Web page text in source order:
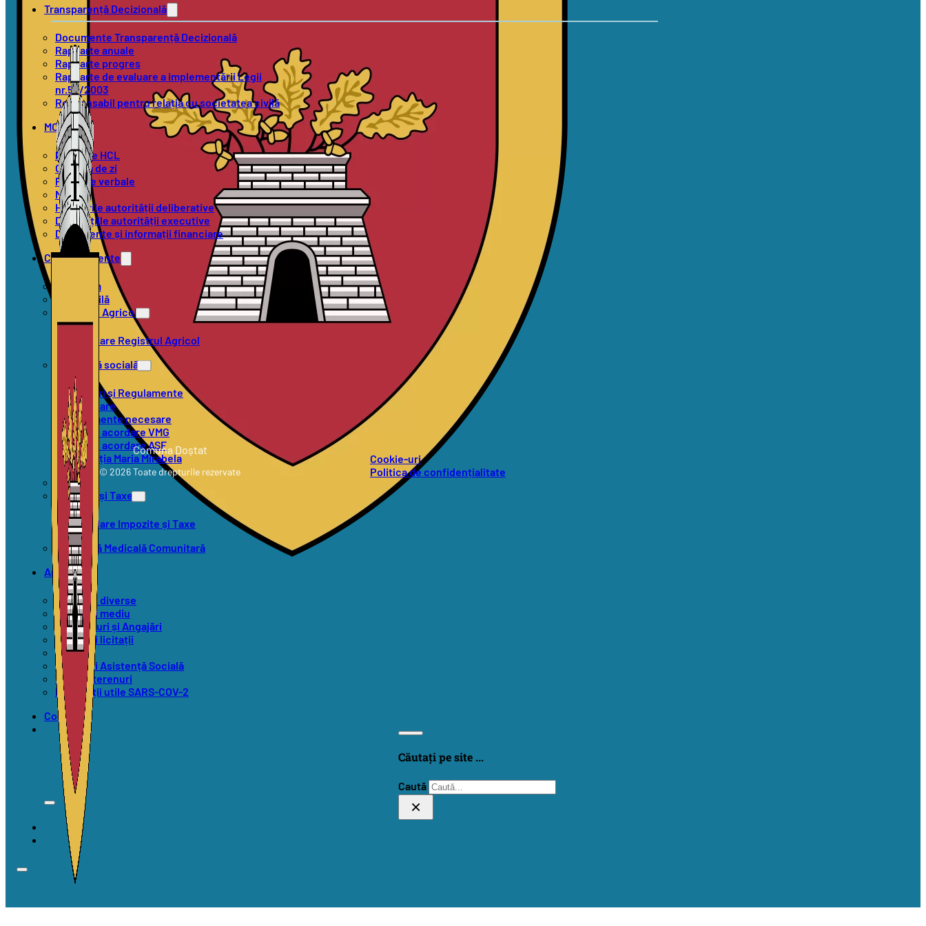
Transparență Decizională
Documente Transparență Decizională
Rapoarte anuale
Rapoarte progres
Rapoarte de evaluare a implementării Legii
nr.52/2003
Responsabil pentru relația cu societatea civilă
MOL
Proiecte HCL
Ordinea de zi
Procese verbale
Minute
Hotărârile autorității deliberative
Dispozițiile autorității executive
Documente și informații financiare
Compartimente
Urbanism
Stare Civilă
Registrul Agricol
Formulare Registrul Agricol
Asistență socială
Hotărâri și Regulamente
Formulare
Documente necesare
Criterii acordare VMG
Criterii acordare ASF
Asociația Maria Mirabela
SVSU
Impozite și Taxe
Formulare Impozite și Taxe
Asistență Medicală Comunitară
Anunțuri
Anunțuri diverse
Anunțuri mediu
Concursuri și Angajări
Anunțuri licitații
Alegeri
Anunțuri Asistență Socială
Vânzări terenuri
Informații utile SARS-COV-2
Contact
Căutați pe site ...
Caută
×
Comuna Doștat
© 2026 Toate drepturile rezervate
Cookie-uri
Politica de confidențialitate